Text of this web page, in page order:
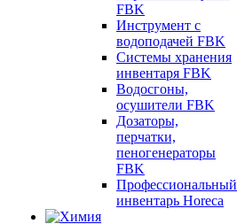
FBK
Инструмент с
водоподачей FBK
Системы хранения
инвентаря FBK
Водосгоны,
осушители FBK
Дозаторы,
перчатки,
пеногенераторы
FBK
Профессиональный
инвентарь Horeca